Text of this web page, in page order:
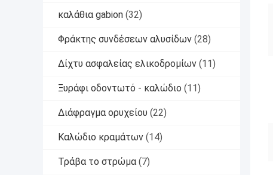
καλάθια gabion (32)
Φράκτης συνδέσεων αλυσίδων (28)
Δίχτυ ασφαλείας ελικοδρομίων (11)
Ξυράφι οδοντωτό - καλώδιο (11)
Διάφραγμα ορυχείου (22)
Καλώδιο κραμάτων (14)
Τράβα το στρώμα (7)